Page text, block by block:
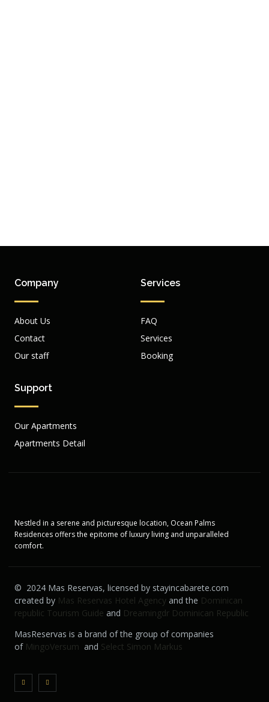
Company
About Us
Contact
Our staff
Services
FAQ
Services
Booking
Support
Our Apartments
Apartments Detail
Nestled in a serene and picturesque location, Ocean Palms
Residences offers the epitome of luxury living and unparalleled
comfort.
© 2024 Mas Reservas, licensed by stayincabarete.com
created by Mas Reservas Hotel Agency and the Dominican
republic Tourism Guide and Dreamingdr Dominican Republic
MasReservas is a brand of the group of companies
of MingoVersum and Select Simon Markus